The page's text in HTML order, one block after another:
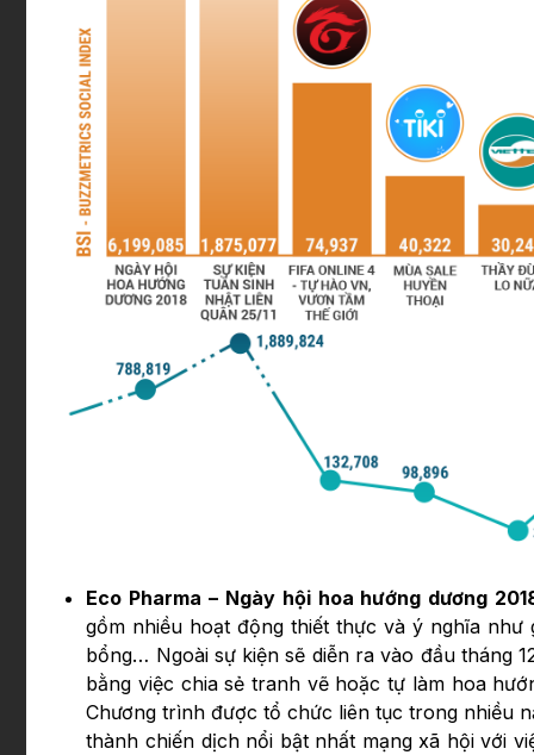
Eco Pharma – Ngày hội hoa hướng dương
gồm nhiều hoạt động thiết thực và ý nghĩa
bổng… Ngoài sự kiện sẽ diễn ra vào đầu tháng
bằng việc chia sẻ tranh vẽ hoặc tự làm hoa
Chương trình được tổ chức liên tục trong nhiều
thành chiến dịch nổi bật nhất mạng xã hội với